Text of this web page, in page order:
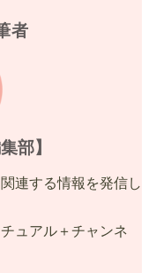
者
部】
連する情報を発信し
ュアル＋チャンネ